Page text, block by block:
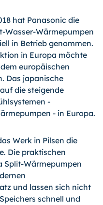
hat Panasonic die
Wasser-Wärme­pum­pen
in Betrieb genommen.
in Europa möchte
europäischen
Das japanische
die steigende
-
- in Europa.
Werk in Pilsen die
Die praktischen
Split-Wärmepumpen
und lassen sich nicht
schnell und